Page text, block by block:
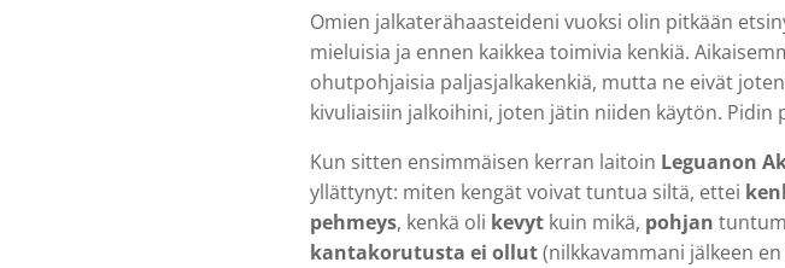
Omien jalkaterähaasteideni vuoksi olin pitkään
mieluisia ja ennen kaikkea toimivia kenkiä.
ohutpohjaisia paljasjalkakenkiä, mutta ne eivät
kivuliaisiin jalkoihini, joten jätin niiden käytön. Pidin
Kun sitten ensimmäisen kerran laitoin Leguanon
yllättynyt: miten kengät voivat tuntua siltä, ettei
pehmeys, kenkä oli kevyt kuin mikä, pohjan
kantakorutusta ei ollut(nilkkavammani jälkeen